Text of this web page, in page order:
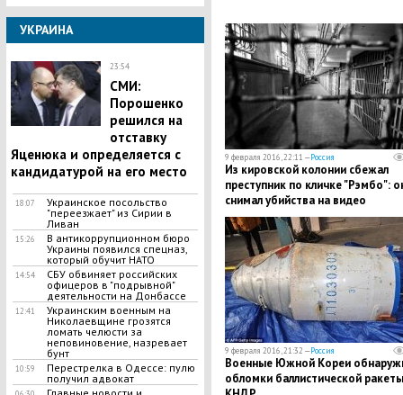
УКРАИНА
23:54
СМИ:
Порошенко
решился на
отставку
Яценюка и определяется с
кандидатурой на его место
18:07
Украинское посольство
"переезжает" из Сирии в
Ливан
15:26
В антикоррупционном бюро
Украины появился спецназ,
который обучит НАТО
14:54
СБУ обвиняет российских
офицеров в "подрывной"
деятельности на Донбассе
12:41
Украинским военным на
Николаевщине грозятся
ломать челюсти за
неповиновение, назревает
бунт
10:59
Перестрелка в Одессе: пулю
получил адвокат
9 февраля 2016, 22:11 —Россия
Из кировской колонии сбежал
преступник по кличке "Рэмбо":
снимал убийства на видео
9 февраля 2016, 21:32 —Россия
Военные Южной Кореи
обломки баллистической ракеты